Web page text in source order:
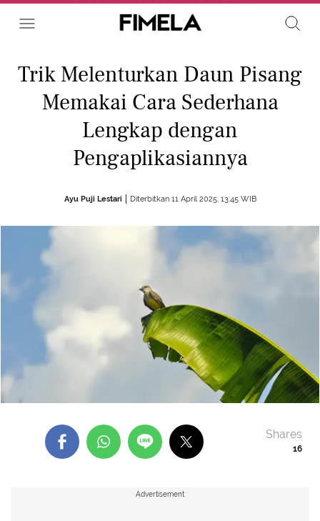
Trik Melenturkan Daun Pisang
Memakai Cara Sederhana
Lengkap dengan
Pengaplikasiannya
Ayu Puji Lestari Diterbitkan 11 April 2025, 13:45 WIB
16
Shares
Advertisement